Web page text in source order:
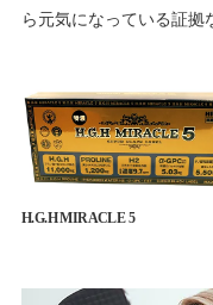
ら元気になっている証拠
H.G.H MIRACLE 5